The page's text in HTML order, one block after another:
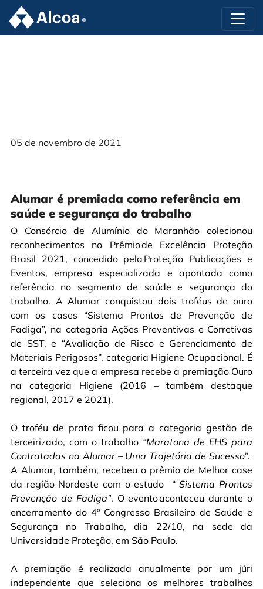
05 de novembro de 2021
Alumar é premiada como referência em
saúde e segurança do trabalho
O Consórcio de Alumínio do Maranhão colecionou
reconhecimentos no Prêmio de Excelência Proteção
Brasil 2021, concedido pela Proteção Publicações e
Eventos, empresa especializada e apontada como
referência no segmento de saúde e segurança do
trabalho. A Alumar conquistou dois troféus de ouro
com os cases “Sistema Prontos de Prevenção de
Fadiga”, na categoria Ações Preventivas e Corretivas
de SST, e “Avaliação de Risco e Gerenciamento de
Materiais Perigosos”, categoria Higiene Ocupacional. É
a terceira vez que a empresa recebe a premiação Ouro
na categoria Higiene (2016 – também destaque
regional, 2017 e 2021).
O troféu de prata ficou para a categoria gestão de
terceirizado, com o trabalho “Maratona de EHS para
Contratadas na Alumar – Uma Trajetória de Sucesso”.
A Alumar, também, recebeu o prêmio de Melhor case
da região Nordeste com o estudo
“Sistema Prontos
Prevenção de Fadiga”. O evento aconteceu durante o
encerramento do 4º Congresso Brasileiro de Saúde e
Segurança no Trabalho, dia 22/10, na sede da
Universidade Proteção, em São Paulo.
A premiação é realizada anualmente por um júri
independente que seleciona os melhores trabalhos